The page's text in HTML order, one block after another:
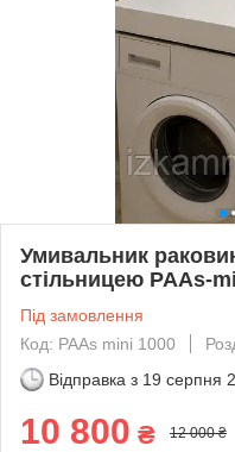
Умивальник
стільницею PAAs-
Під замовлення
Код: PAAs mini 1000
Відправка з 19 серпня
10 800 ₴ 12 000 ₴